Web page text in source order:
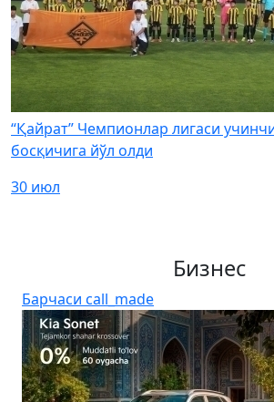
“Қайрат” Чемпионлар лигаси
босқичига йўл олди
30 июл
Бизнес
Барчаси call_made